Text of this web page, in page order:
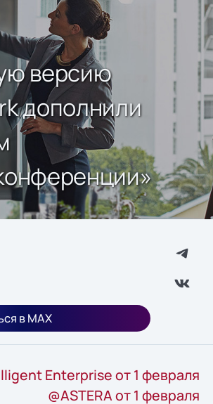
версию
дополнили
в MAX
Enterprise от 1 февраля
@ASTERA от 1 февраля